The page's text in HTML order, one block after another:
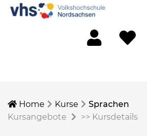
Home Kurse
Sprachen
Kursangebote
>> Kursdetails